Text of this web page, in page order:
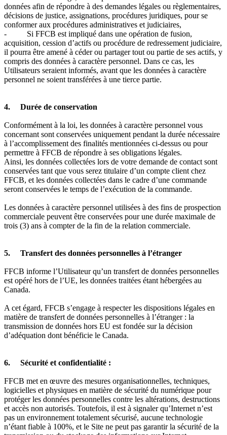
données afin de répondre à des demandes légales ou règlementaires,
décisions de justice, assignations, procédures juridiques, pour se
conformer aux procédures administratives et judiciaires,
- Si FFCB est impliqué dans une opération de fusion,
acquisition, cession d’actifs ou procédure de redressement judiciaire,
il pourra être amené à céder ou partager tout ou partie de ses actifs, y
compris des données à caractère personnel. Dans ce cas, les
Utilisateurs seraient informés, avant que les données à caractère
personnel ne soient transférées à une tierce partie.
4. Durée de conservation
Conformément à la loi, les données à caractère personnel vous
concernant sont conservées uniquement pendant la durée nécessaire
à l’accomplissement des finalités mentionnées ci-dessus ou pour
permettre à FFCB de répondre à ses obligations légales.
Ainsi, les données collectées lors de votre demande de contact sont
conservées tant que vous serez titulaire d’un compte client chez
FFCB, et les données collectées dans le cadre d’une commande
seront conservées le temps de l’exécution de la commande.
Les données à caractère personnel utilisées à des fins de prospection
commerciale peuvent être conservées pour une durée maximale de
trois (3) ans à compter de la fin de la relation commerciale.
5. Transfert des données personnelles à l’étranger
FFCB informe l’Utilisateur qu’un transfert de données personnelles
est opéré hors de l’UE, les données traitées étant hébergées au
Canada.
A cet égard, FFCB s’engage à respecter les dispositions légales en
matière de transfert de données personnelles à l’étranger : la
transmission de données hors EU est fondée sur la décision
d’adéquation dont bénéficie le Canada.
6. Sécurité et confidentialité :
FFCB met en œuvre des mesures organisationnelles, techniques,
logicielles et physiques en matière de sécurité du numérique pour
protéger les données personnelles contre les altérations, destructions
et accès non autorisés. Toutefois, il est à signaler qu’Internet n’est
pas un environnement totalement sécurisé, aucune technologie
n’étant fiable à 100%, et le Site ne peut pas garantir la sécurité de la